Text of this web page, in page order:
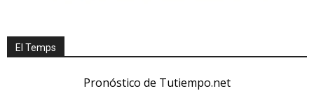
El Temps
Pronóstico de Tutiempo.net